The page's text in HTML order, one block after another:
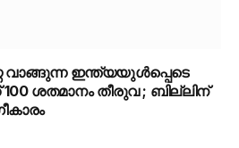
വാങ്ങുന്ന ഇന്ത്യയുൾപ്പെടെ
ശതമാനം തീരുവ ; ബില്ലിന്